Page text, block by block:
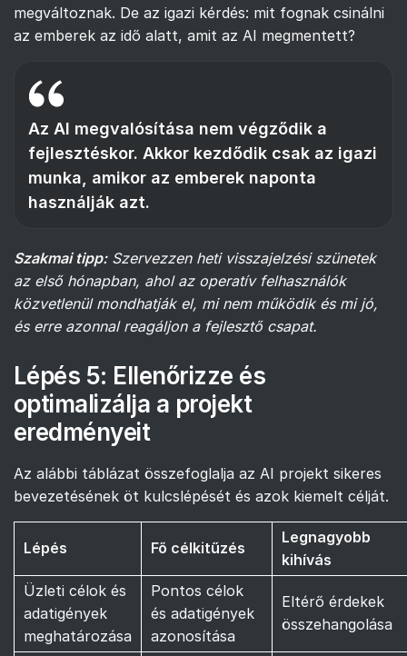
megváltoznak. De az igazi kérdés: mit fognak csinálni
az emberek az idő alatt, amit az AI megmentett?
Az AI megvalósítása nem végződik a
fejlesztéskor. Akkor kezdődik csak az igazi
munka, amikor az emberek naponta
használják azt.
Szakmai tipp: Szervezzen heti visszajelzési szünetek
az első hónapban, ahol az operatív felhasználók
közvetlenül mondhatják el, mi nem működik és mi jó,
és erre azonnal reagáljon a fejlesztő csapat.
Lépés 5: Ellenőrizze és
optimalizálja a projekt
eredményeit
Az alábbi táblázat összefoglalja az AI projekt sikeres
bevezetésének öt kulcslépését és azok kiemelt célját.
Lépés Fő célkitűzés
Legnagyobb
kihívás
Üzleti célok és
adatigények
meghatározása
Pontos célok
és adatigények
azonosítása
Eltérő érdekek
összehangolása